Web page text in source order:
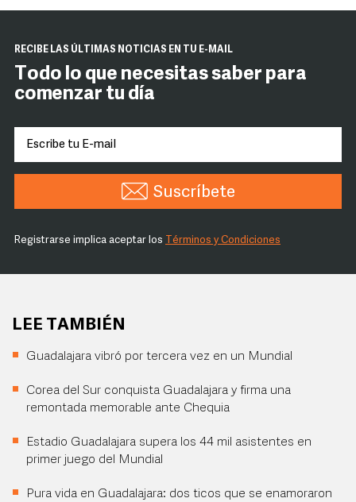
RECIBE LAS ÚLTIMAS NOTICIAS EN TU E-MAIL
Todo lo que necesitas saber para
comenzar tu día
Suscríbete
Registrarse implica aceptar los Términos y Condiciones
LEE TAMBIÉN
Guadalajara vibró por tercera vez en un Mundial
Corea del Sur conquista Guadalajara y firma una
remontada memorable ante Chequia
Estadio Guadalajara supera los 44 mil asistentes en
primer juego del Mundial
Pura vida en Guadalajara: dos ticos que se enamoraron